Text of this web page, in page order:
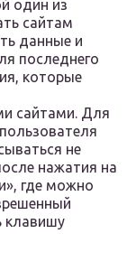
один из
сайтам
данные и
последнего
которые
сайтами. Для
не
нажатия на
где можно
клавишу